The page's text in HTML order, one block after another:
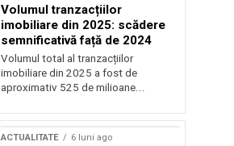
Volumul tranzacțiilor
imobiliare din 2025: scădere
semnificativă față de 2024
Volumul total al tranzacțiilor
imobiliare din 2025 a fost de
aproximativ 525 de milioane...
ACTUALITATE 6 luni ago